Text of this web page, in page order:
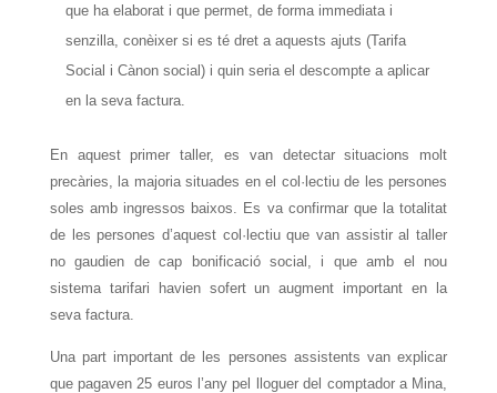
que ha elaborat i que permet, de forma immediata i
senzilla, conèixer si es té dret a aquests ajuts (Tarifa
Social i Cànon social) i quin seria el descompte a aplicar
en la seva factura.
En aquest primer taller, es van detectar situacions molt
precàries, la majoria situades en el col·lectiu de les persones
soles amb ingressos baixos. Es va confirmar que la totalitat
de les persones d’aquest col·lectiu que van assistir al taller
no gaudien de cap bonificació social, i que amb el nou
sistema tarifari havien sofert un augment important en la
seva factura.
Una part important de les persones assistents van explicar
que pagaven 25 euros l’any pel lloguer del comptador a Mina,